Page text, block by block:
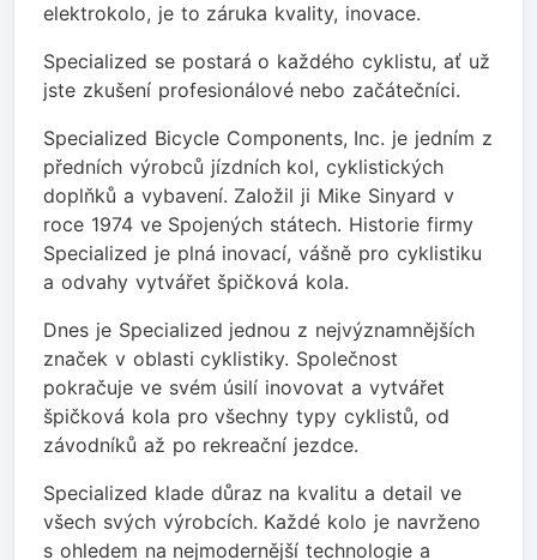
elektrokolo, je to záruka kvality, inovace.
Specialized se postará o každého cyklistu, ať už
jste zkušení profesionálové nebo začátečníci.
Specialized Bicycle Components, Inc. je jedním z
předních výrobců jízdních kol, cyklistických
doplňků a vybavení. Založil ji Mike Sinyard v
roce 1974 ve Spojených státech. Historie firmy
Specialized je plná inovací, vášně pro cyklistiku
a odvahy vytvářet špičková kola.
Dnes je Specialized jednou z nejvýznamnějších
značek v oblasti cyklistiky. Společnost
pokračuje ve svém úsilí inovovat a vytvářet
špičková kola pro všechny typy cyklistů, od
závodníků až po rekreační jezdce.
Specialized klade důraz na kvalitu a detail ve
všech svých výrobcích. Každé kolo je navrženo
s ohledem na nejmodernější technologie a